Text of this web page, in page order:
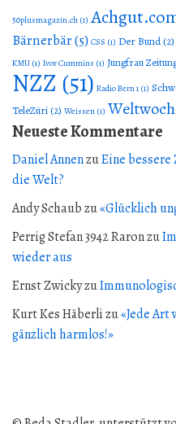
50plusmagazin.ch (1)
Bärnerbär(5) CSS (1) Der Bund(2)
KMU (1) Ivor Cummins (1) Jungfrau
NZZ (51) Radio Bern 1 (1)
TeleZüri(2) Weissen (1)
Neueste Kommentare
Daniel AnnenzuEine
die Welt?
Andy Schaubzu«Glücklich
Perrig Stefan 3942 Raronzu
wieder aus
Ernst Zwickyzu
Kurt Kes Häberlizu«Jede
gänzlich harmlos!»